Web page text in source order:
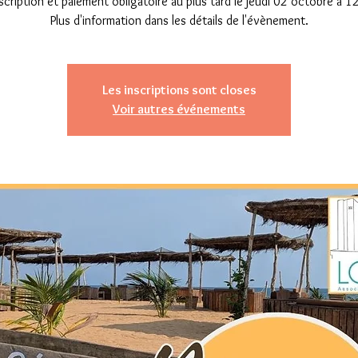
Les inscriptions sont closes
Voir autres événements